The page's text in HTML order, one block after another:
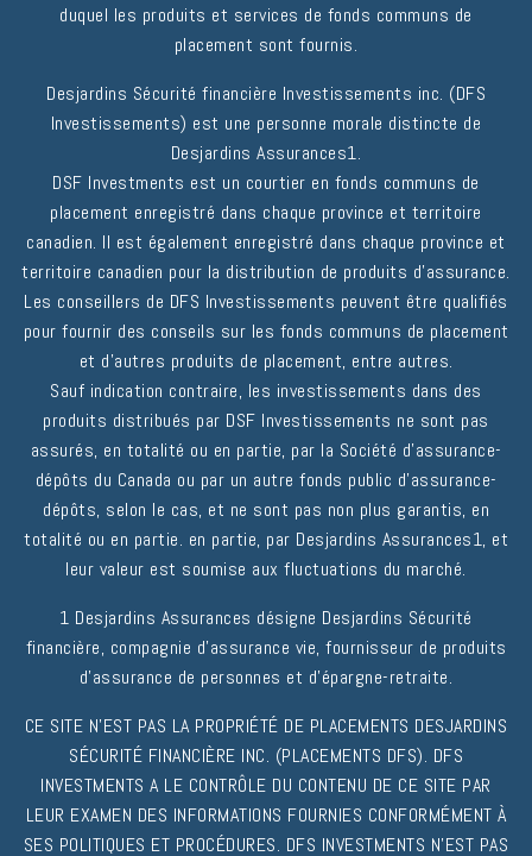
duquel les produits et services de fonds communs de
placement sont fournis.
Desjardins Sécurité financière Investissements inc. (DFS
Investissements) est une personne morale distincte de
Desjardins Assurances1.
DSF Investments est un courtier en fonds communs de
placement enregistré dans chaque province et territoire
canadien. Il est également enregistré dans chaque province et
territoire canadien pour la distribution de produits d'assurance.
Les conseillers de DFS Investissements peuvent être qualifiés
pour fournir des conseils sur les fonds communs de placement
et d'autres produits de placement, entre autres.
Sauf indication contraire, les investissements dans des
produits distribués par DSF Investissements ne sont pas
assurés, en totalité ou en partie, par la Société d'assurance-
dépôts du Canada ou par un autre fonds public d'assurance-
dépôts, selon le cas, et ne sont pas non plus garantis, en
totalité ou en partie. en partie, par Desjardins Assurances1, et
leur valeur est soumise aux fluctuations du marché.
1 Desjardins Assurances désigne Desjardins Sécurité
financière, compagnie d'assurance vie, fournisseur de produits
d'assurance de personnes et d'épargne-retraite.
CE SITE N'EST PAS LA PROPRIÉTÉ DE PLACEMENTS DESJARDINS
SÉCURITÉ FINANCIÈRE INC. (PLACEMENTS DFS). DFS
INVESTMENTS A LE CONTRÔLE DU CONTENU DE CE SITE PAR
LEUR EXAMEN DES INFORMATIONS FOURNIES CONFORMÉMENT À
SES POLITIQUES ET PROCÉDURES. DFS INVESTMENTS N'EST PAS